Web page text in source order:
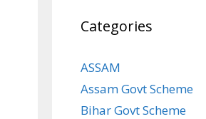
Categories
ASSAM
Assam Govt Scheme
Bihar Govt Scheme